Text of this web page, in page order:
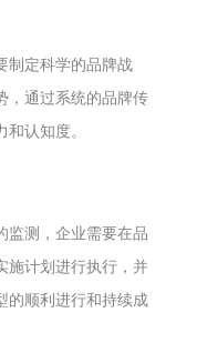
制定科学的品牌战
，通过系统的品牌传
认知度。
监测，企业需要在品
施计划进行执行，并
的顺利进行和持续成